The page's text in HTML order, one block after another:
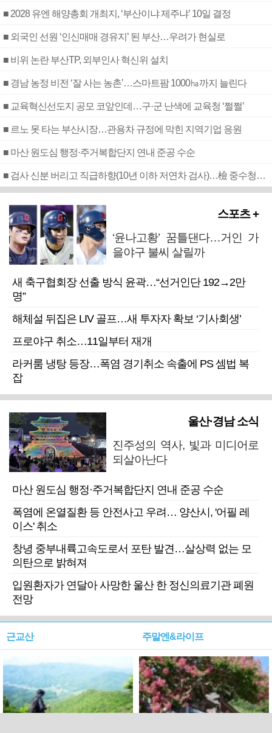
■ 2028 유엔 해양총회 개최지, ‘부산이냐 제주냐’ 10일 결정
■ 외국인 선원 ‘인신매매 경유지’ 된 부산…우려가 현실로
■ 비위 논란 부산TP, 외부인사 혁신위 설치
■ 경남 농정 비전 ‘잘 사는 농촌’…스마트팜 1000㏊까지 늘린다
■ 교육혁신선도지 공모 코앞인데…구·군 난색에 교육청 ‘쩔쩔’
■ 르노 못 타는 부산시장…관용차 규정에 막힌 지역기업 응원
■ 마산 원도심 행정·주거복합단지 연내 준공 수순
■ 검사 신분 버리고 직급하향(10년 이하 저연차 검사)…檢 중수청행 기피
스포츠 +
‘윤나고황’ 꿈틀댄다…거인 가
을야구 불씨 살릴까
새 축구협회장 선출 방식 윤곽…“선거인단 192→2만
명”
해체설 뒤집은 LIV 골프…새 투자자 확보 ‘기사회생’
프로야구 취소…11일부터 재개
라커룸 냉탕 등장…폭염 경기취소 속출에 PS 셈법 복
잡
울산·경남 소식
진주성의 역사, 빛과 미디어로
되살아난다
마산 원도심 행정·주거복합단지 연내 준공 수순
폭염에 온열질환 등 안전사고 우려… 양산시, '어필 레
이스' 취소
창녕 중부내륙고속도로서 포탄 발견…살상력 없는 모
의탄으로 밝혀져
입원환자가 연달아 사망한 울산 한 정신의료기관 폐원
전망
근교산 주말엔&라이프